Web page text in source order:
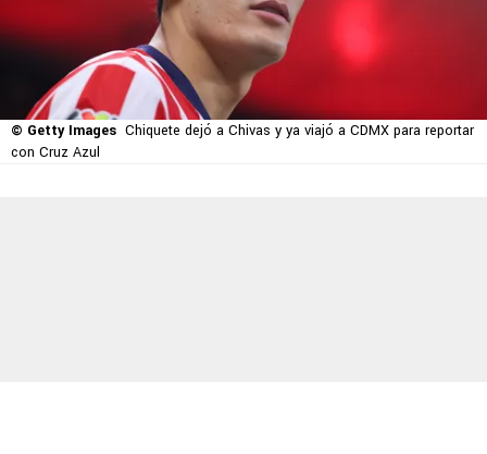
© Getty Images Chiquete dejó a Chivas y ya viajó a CDMX para reportar
con Cruz Azul